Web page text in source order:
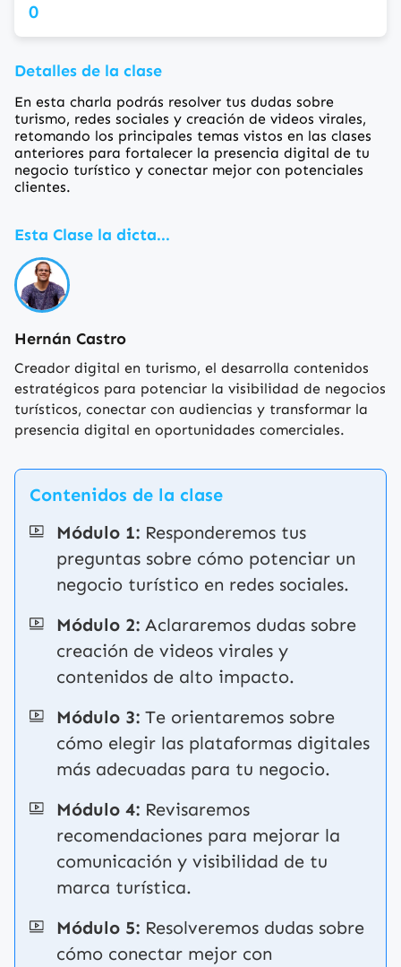
0
Detalles de la clase
En esta charla podrás resolver tus dudas sobre
turismo, redes sociales y creación de videos virales,
retomando los principales temas vistos en las clases
anteriores para fortalecer la presencia digital de tu
negocio turístico y conectar mejor con potenciales
clientes.
Esta Clase la dicta...
Hernán Castro
Creador digital en turismo, el desarrolla contenidos
estratégicos para potenciar la visibilidad de negocios
turísticos, conectar con audiencias y transformar la
presencia digital en oportunidades comerciales.
Contenidos de la clase
Módulo 1: Responderemos tus
preguntas sobre cómo potenciar un
negocio turístico en redes sociales.
Módulo 2: Aclararemos dudas sobre
creación de videos virales y
contenidos de alto impacto.
Módulo 3: Te orientaremos sobre
cómo elegir las plataformas digitales
más adecuadas para tu negocio.
Módulo 4: Revisaremos
recomendaciones para mejorar la
comunicación y visibilidad de tu
marca turística.
Módulo 5: Resolveremos dudas sobre
cómo conectar mejor con